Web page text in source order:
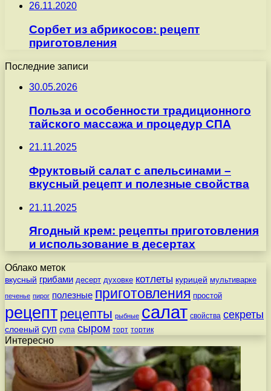
26.11.2020
Сорбет из абрикосов: рецепт
приготовления
Последние записи
30.05.2026
Польза и особенности традиционного
тайского массажа и процедур СПА
21.11.2025
Фруктовый салат с апельсинами –
вкусный рецепт и полезные свойства
21.11.2025
Ягодный крем: рецепты приготовления
и использование в десертах
Облако меток
вкусный грибами десерт духовке котлеты курицей мультиварке
печенье пирог полезные приготовления простой
рецепт рецепты рыбные салат свойства секреты
слоеный суп супа сыром торт тортик
Интересно